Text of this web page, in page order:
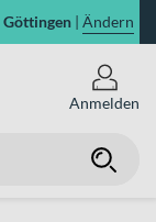
Göttingen | Ändern
Anmelden